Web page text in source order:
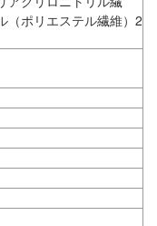
（ポリエステル繊維）2